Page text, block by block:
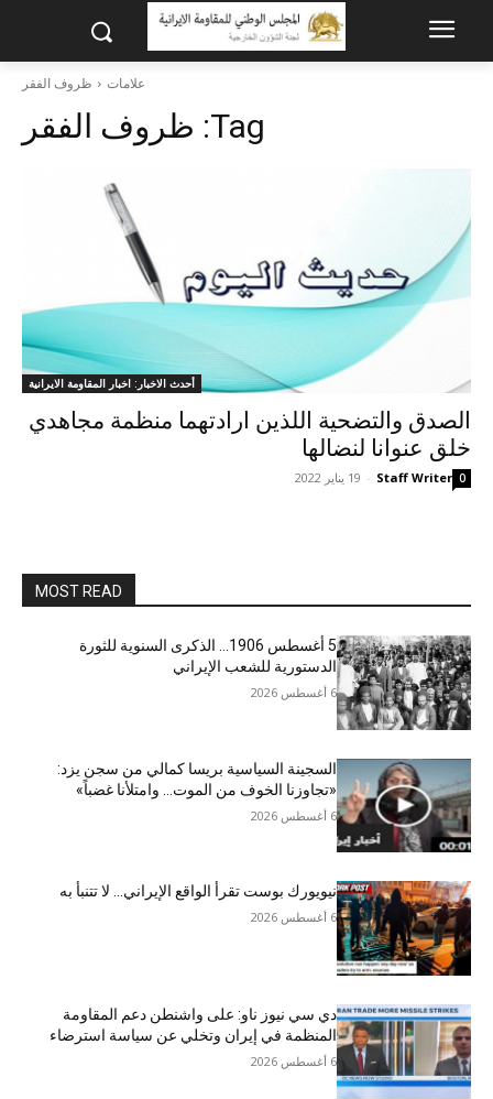
علامات ظروف الفقر
Tag: ظروف الفقر
أحدث الاخبار: اخبار المقاومة الايرانية
الصدق والتضحية اللذين ارادتهما منظمة مجاهدي
خلق عنوانا لنضالها
Staff Writer
- 19 يناير 2022 0
MOST READ
5 أغسطس 1906… الذكرى السنوية للثورة
الدستورية للشعب الإيراني
6 أغسطس 2026
السجينة السياسية بريسا كمالي من سجن يزد:
«تجاوزنا الخوف من الموت… وامتلأنا غضباً»
6 أغسطس 2026
نيويورك بوست تقرأ الواقع الإيراني… لا تتنبأ به
6 أغسطس 2026
دي سي نيوز ناو: على واشنطن دعم المقاومة
المنظمة في إيران وتخلي عن سياسة استرضاء
6 أغسطس 2026